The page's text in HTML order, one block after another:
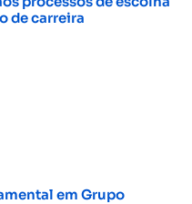
de carreira
em Grupo